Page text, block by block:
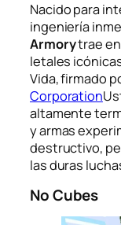
Nacido para
ingeniería
Armorytrae en
letales
Vida, firmado
Corporation
altamente
y armas
destructivo,
las duras
No Cubes